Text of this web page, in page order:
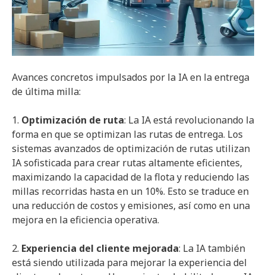
Avances concretos impulsados por la IA en la entrega
de última milla:
1. Optimización de ruta: La IA está revolucionando la
forma en que se optimizan las rutas de entrega. Los
sistemas avanzados de optimización de rutas utilizan
IA sofisticada para crear rutas altamente eficientes,
maximizando la capacidad de la flota y reduciendo las
millas recorridas hasta en un 10%. Esto se traduce en
una reducción de costos y emisiones, así como en una
mejora en la eficiencia operativa.
2. Experiencia del cliente mejorada: La IA también
está siendo utilizada para mejorar la experiencia del